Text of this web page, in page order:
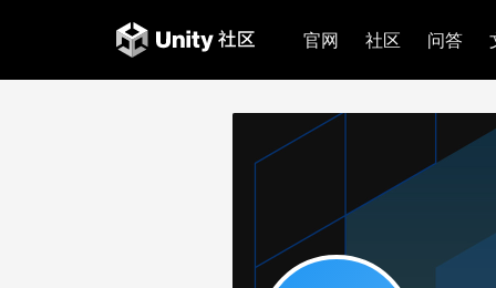
官网 社区 问答